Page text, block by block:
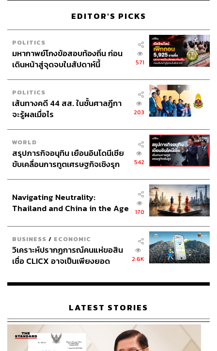
EDITOR'S PICKS
POLITICS
มหากาพย์โกงข้อสอบท้องถิ่น ก่อน
เดินหน้าสู่จุดจบในสัปดาห์นี้
571
POLITICS
เส้นทางคดี 44 สส. ในชั้นศาลฎีกา
จะรู้ผลเมื่อไร
203
WORLD
สรุปภารกิจอนุทิน เยือนอินโดนีเซีย
ขับเคลื่อนการทูตเศรษฐกิจเชิงรุก
542
Navigating Neutrality:
Thailand and China in the Age
170
BUSINESS / ECONOMIC
วิเคราะห์ปรากฏการณ์คนแห่ขอสิน
เชื่อ CLICX อาจเป็นเพียงยอด
เรือนไทยที่ถูกซุกไว้
2.6K
LATEST STORIES